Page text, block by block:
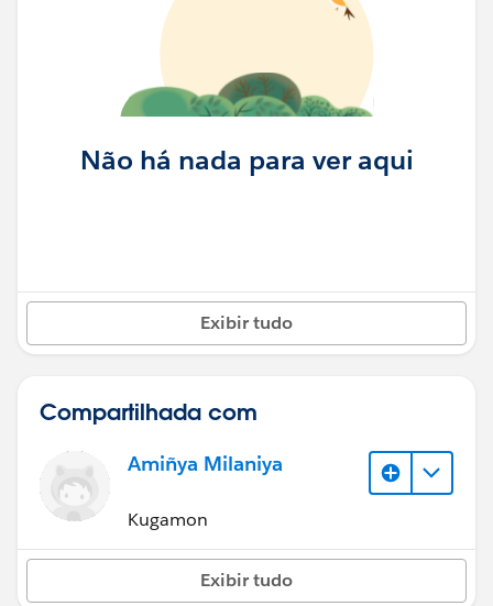
Não há nada para ver aqui
Exibir tudo
Compartilhada com
Amiñya Milaniya
Kugamon
Exibir tudo